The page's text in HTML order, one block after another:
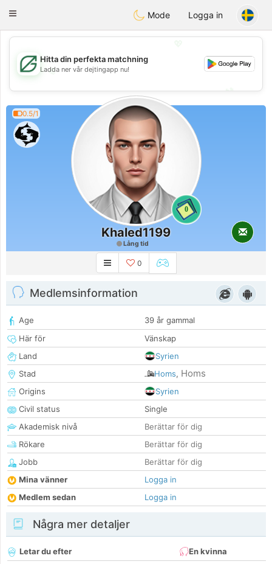
GulfDating
Toggle
Mode Logga in
💖
💕
💕
Hitta din perfekta matchning
Ladda ner vår dejtingapp nu!
0.5/1
0
Khaled1199
Lång tid
0
Medlemsinformation
Age
39 år gammal
Här för
Vänskap
Land
Syrien
Stad
Homs, Homs
Origins
Syrien
Civil status
Single
Akademisk nivå
Berättar för dig
Rökare
Berättar för dig
Jobb
Berättar för dig
Mina vänner
Logga in
Medlem sedan
Logga in
Några mer detaljer
Letar du efter
En kvinna